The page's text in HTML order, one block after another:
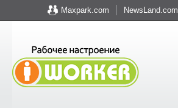
Maxpark.com NewsLand.com